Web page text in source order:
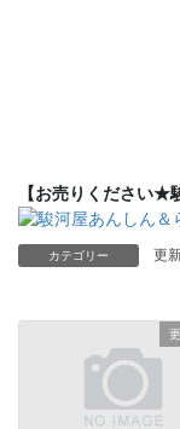
【お売りください★
カテゴリー 更